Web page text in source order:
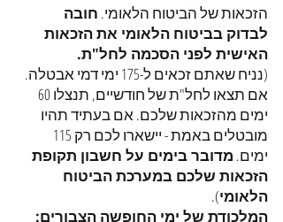
הזכאות של הביטוח הלאומי. חובה
לבדוק בביטוח הלאומי את הזכאות
האישית לפני הסכמה לחל"ת.
(נניח שאתם זכאים ל-175 ימי דמי אבטלה.
אם תצאו לחל"ת של חודשיים, תנצלו 60
ימים מהזכאות שלכם. אם בעתיד תהיו
מובטלים באמת - יישארו לכם רק 115
ימים. מדובר בימים על חשבון תקופת
הזכאות שלכם במערכת הביטוח
הלאומי).
המלכודת של ימי החופשה הצבורים: